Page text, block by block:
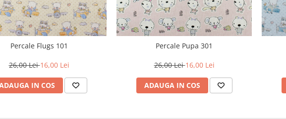
Percale Flugs 101
26,00 Lei16,00 Lei
IN COS
Percale Pupa 301
26,00 Lei16,00 Lei
ADAUGA IN COS